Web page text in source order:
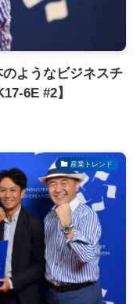
ようなビジネスチ
6E #2】
産業トレンド